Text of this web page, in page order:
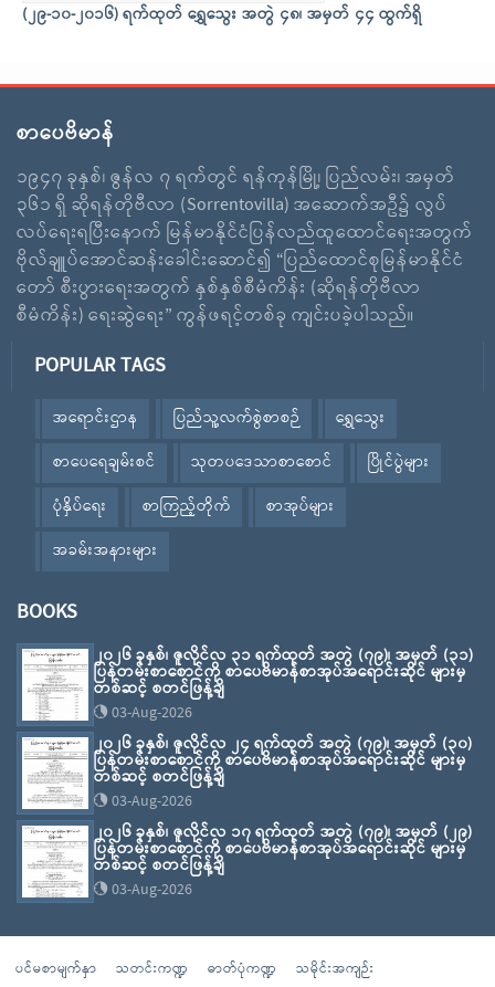
(၂၉-၁၀-၂၀၁၆) ရက်ထုတ် ရွှေသွေး အတွဲ ၄၈၊ အမှတ် ၄၄ ထွက်ရှိ
စာပေဗိမာန်
၁၉၄၇ ခုနှစ်၊ ဇွန်လ ၇ ရက်တွင် ရန်ကုန်မြို့၊ ပြည်လမ်း၊ အမှတ်
၃၆၁ ရှိ ဆိုရန်တိုဗီလာ (Sorrentovilla) အဆောက်အဦ၌ လွပ်
လပ်ရေးရပြီးနောက် မြန်မာနိုင်ငံပြန်လည်ထူထောင်ရေးအတွက်
ဗိုလ်ချူပ်အောင်ဆန်းခေါင်းဆောင်၍ “ပြည်ထောင်စုမြန်မာနိုင်ငံ
တော် စီးပွားရေးအတွက် နှစ်နှစ်စီမံကိန်း (ဆိုရန်တိုဗီလာ
စီမံကိန်း) ရေးဆွဲရေး” ကွန်ဖရင့်တစ်ခု ကျင်းပခဲ့ပါသည်။
POPULAR TAGS
အရောင်းဌာန ပြည်သူ့လက်စွဲစာစဉ်
ရွှေသွေး
စာပေရေချမ်းစင်
သုတပဒေသာစာစောင်
ပြိုင်ပွဲများ
ပုံနှိပ်ရေး
စာကြည့်တိုက်
စာအုပ်များ
အခမ်းအနားများ
BOOKS
၂၀၂၆ ခုနှစ်၊ ဇူလိုင်လ ၃၁ ရက်ထုတ် အတွဲ (၇၉)၊ အမှတ် (၃၁)
ပြန်တမ်းစာစောင်ကို စာပေဗိမာန်စာအုပ်အရောင်းဆိုင် များမှ
တစ်ဆင့် စတင်ဖြန့်ချိ
03-Aug-2026
၂၀၂၆ ခုနှစ်၊ ဇူလိုင်လ ၂၄ ရက်ထုတ် အတွဲ (၇၉)၊ အမှတ် (၃၀)
ပြန်တမ်းစာစောင်ကို စာပေဗိမာန်စာအုပ်အရောင်းဆိုင် များမှ
တစ်ဆင့် စတင်ဖြန့်ချိ
03-Aug-2026
၂၀၂၆ ခုနှစ်၊ ဇူလိုင်လ ၁၇ ရက်ထုတ် အတွဲ (၇၉)၊ အမှတ် (၂၉)
ပြန်တမ်းစာစောင်ကို စာပေဗိမာန်စာအုပ်အရောင်းဆိုင် များမှ
တစ်ဆင့် စတင်ဖြန့်ချိ
03-Aug-2026
ပင်မစာမျက်နှာ သတင်းကဏ္ဍ ဓာတ်ပုံကဏ္ဍ
သမိုင်းအကျဉ်း